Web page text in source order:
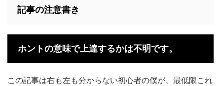
記事の注意書き
ホントの意味で上達するかは不明です。
この記事は右も左も分からない初心者の僕が、最低限これ